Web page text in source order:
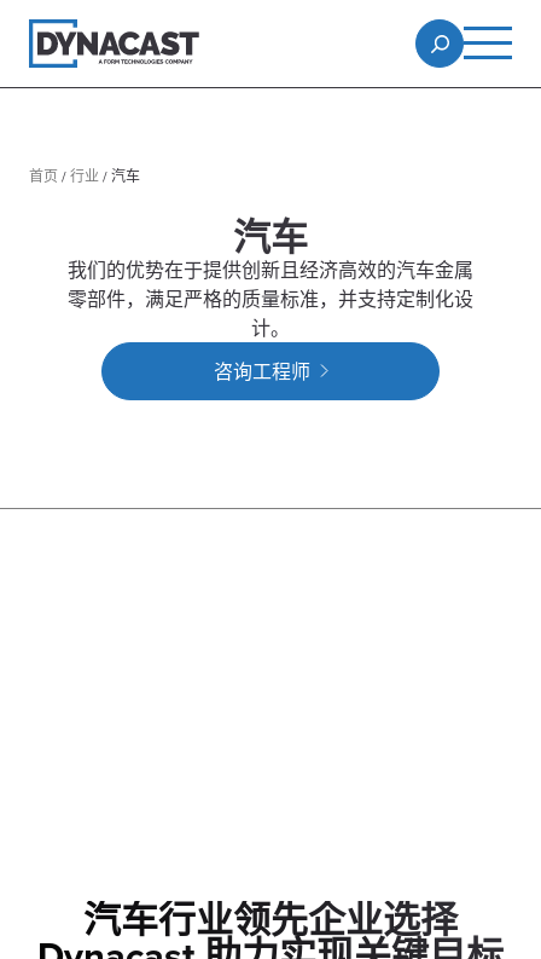
首页 /行业/汽车
汽车
我们的优势在于提供创新且经济高效的汽车金属
零部件，满足严格的质量标准，并支持定制化设
计。
咨询工程师
汽车行业领先企业选择